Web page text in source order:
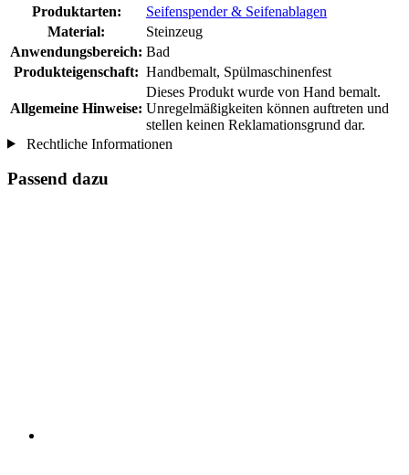
Produktarten:
Seifenspender & Seifenablagen
Material:
Steinzeug
Anwendungsbereich: Bad
Produkteigenschaft: Handbemalt, Spülmaschinenfest
Allgemeine Hinweise:
Dieses Produkt wurde von Hand bemalt.
Unregelmäßigkeiten können auftreten und
stellen keinen Reklamationsgrund dar.
Rechtliche Informationen
Passend dazu